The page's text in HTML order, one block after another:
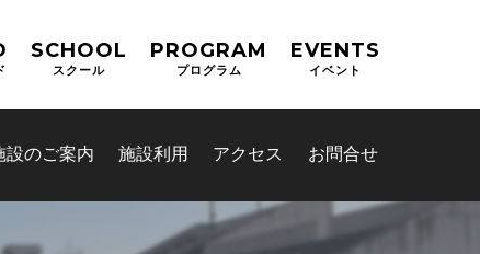
SCHOOL
スクール
PROGRAM
プログラム
EVENTS
イベント
設のご案内 施設利用 アクセス お問合せ